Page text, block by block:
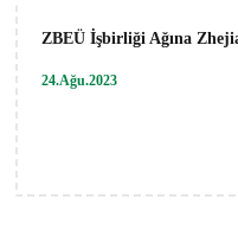
ZBEÜ İşbirliği Ağına
24.Ağu.2023